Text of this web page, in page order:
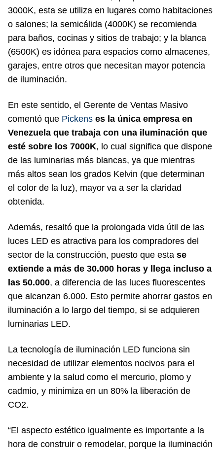
3000K, esta se utiliza en lugares como habitaciones
o salones; la semicálida (4000K) se recomienda
para baños, cocinas y sitios de trabajo; y la blanca
(6500K) es idónea para espacios como almacenes,
garajes, entre otros que necesitan mayor potencia
de iluminación.
En este sentido, el Gerente de Ventas Masivo
comentó que Pickens es la única empresa en
Venezuela que trabaja con una iluminación que
esté sobre los 7000K, lo cual significa que dispone
de las luminarias más blancas, ya que mientras
más altos sean los grados Kelvin (que determinan
el color de la luz), mayor va a ser la claridad
obtenida.
Además, resaltó que la prolongada vida útil de las
luces LED es atractiva para los compradores del
sector de la construcción, puesto que esta se
extiende a más de 30.000 horas y llega incluso a
las 50.000, a diferencia de las luces fluorescentes
que alcanzan 6.000. Esto permite ahorrar gastos en
iluminación a lo largo del tiempo, si se adquieren
luminarias LED.
La tecnología de iluminación LED funciona sin
necesidad de utilizar elementos nocivos para el
ambiente y la salud como el mercurio, plomo y
cadmio, y minimiza en un 80% la liberación de
CO2.
“El aspecto estético igualmente es importante a la
hora de construir o remodelar, porque la iluminación